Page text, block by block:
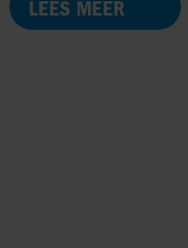
LEES MEER